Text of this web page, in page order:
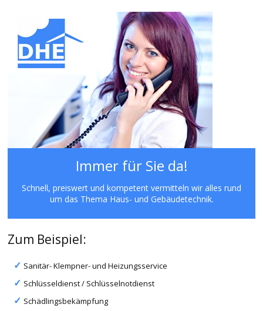
Immer für Sie da!
Schnell, preiswert und kompetent vermitteln wir alles rund
um das Thema Haus- und Gebäudetechnik.
Zum Beispiel:
Sanitär- Klempner- und Heizungsservice
Schlüsseldienst / Schlüsselnotdienst
Schädlingsbekämpfung